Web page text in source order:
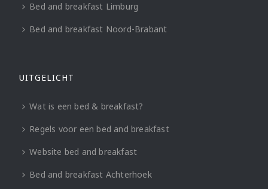
Bed and breakfast Limburg
Bed and breakfast Noord-Brabant
UITGELICHT
Wat is een bed & breakfast?
Regels voor een bed and breakfast
Website bed and breakfast
Bed and breakfast Achterhoek